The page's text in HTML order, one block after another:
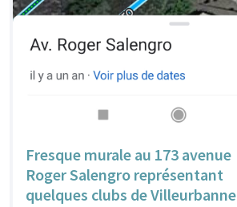
Fresque murale au 173 avenue
Roger Salengro représentant
quelques clubs de Villeurbanne